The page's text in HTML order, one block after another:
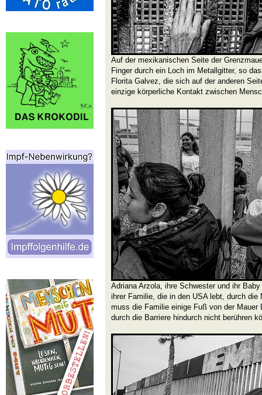
Auf der mexikanischen Seite der
Finger durch ein Loch im Metallgitter, so
Florita Galvez, die sich auf der anderen
einzige körperliche Kontakt zwischen
Adriana Arzola, ihre Schwester und ihr
ihrer Familie, die in den USA lebt, durch die
muss die Familie einige Fuß von der
durch die Barriere hindurch nicht berühren